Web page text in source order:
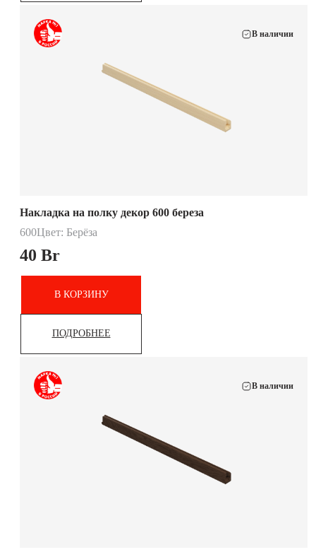
В наличии
Накладка на полку декор 600 береза
600Цвет: Берёза
40 Br
В КОРЗИНУ
ПОДРОБНЕЕ
В наличии